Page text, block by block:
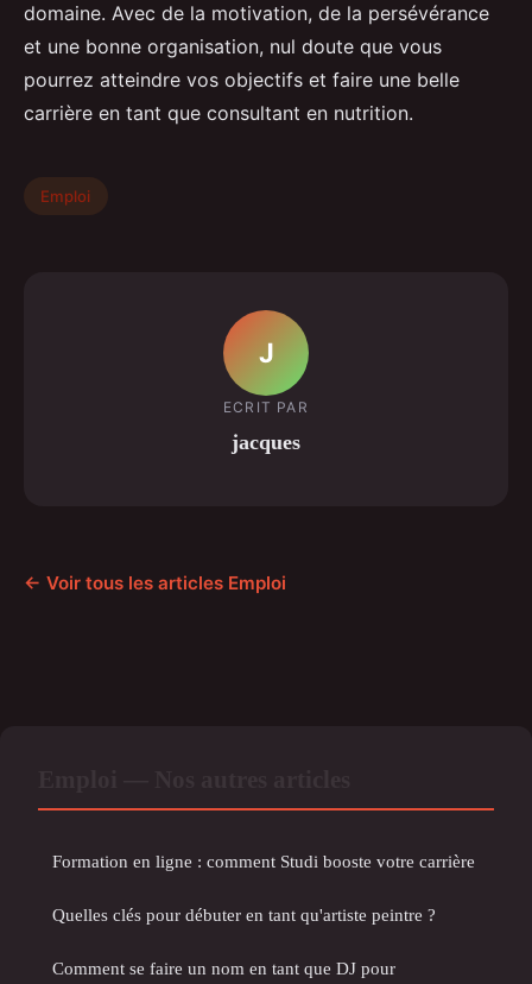
domaine. Avec de la motivation, de la persévérance
et une bonne organisation, nul doute que vous
pourrez atteindre vos objectifs et faire une belle
carrière en tant que consultant en nutrition.
Emploi
J
ECRIT PAR
jacques
← Voir tous les articles Emploi
Formation en ligne : comment Studi booste votre carrière
Quelles clés pour débuter en tant qu'artiste peintre ?
Comment se faire un nom en tant que DJ pour